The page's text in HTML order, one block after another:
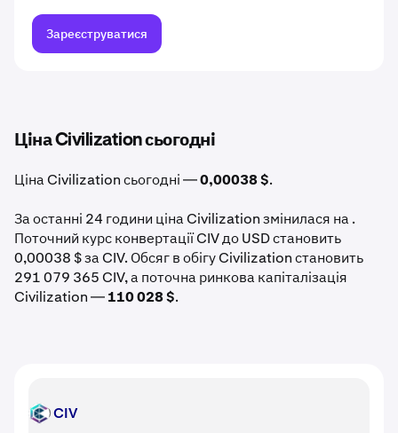
Зареєструватися
Ціна Civilization сьогодні
Ціна Civilization сьогодні —0,00038 $.
За останні 24 години ціна Civilization змінилася на .
Поточний курс конвертації CIV до USD становить
0,00038 $ за CIV. Обсяг в обігу Civilization становить
291 079 365 CIV, а поточна ринкова капіталізація
Civilization —110 028 $.
CIV CIV